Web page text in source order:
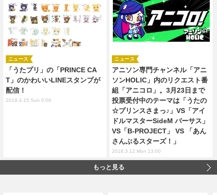
「うたプリ」の「PRINCE CA
T」のかわいいLINEスタンプが
配信！
ニュース
2018.4.15 Sun 0:00
アニソン専門チャンネル「アニ
ソンHOLIC」内のリクエスト番
組「アニコロ」。3月23日まで
投票受付中のテーマは「うたの
☆プリンスさまっ♪」VS「アイ
ドルマスターSideM バーサス」
VS「B-PROJECT」 VS 「あん
さんぶるスターズ！」
ニュース
2018.3.12 Mon 13:00
もっと見る